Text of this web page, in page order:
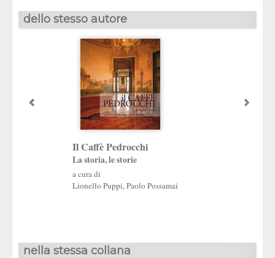
dello stesso autore
Il Caffè Pedrocchi
La storia, le storie
a cura di
Lionello Puppi,Paolo Possamai
nella stessa collana